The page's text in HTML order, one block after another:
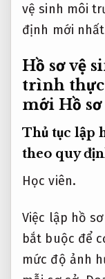
vệ sinh môi
định mới
Hồ sơ vệ
trình
mới Hồ
Thủ tục lập
theo quy
Học viên.
Việc lập hồ
bắt buộc để
mức độ ảnh